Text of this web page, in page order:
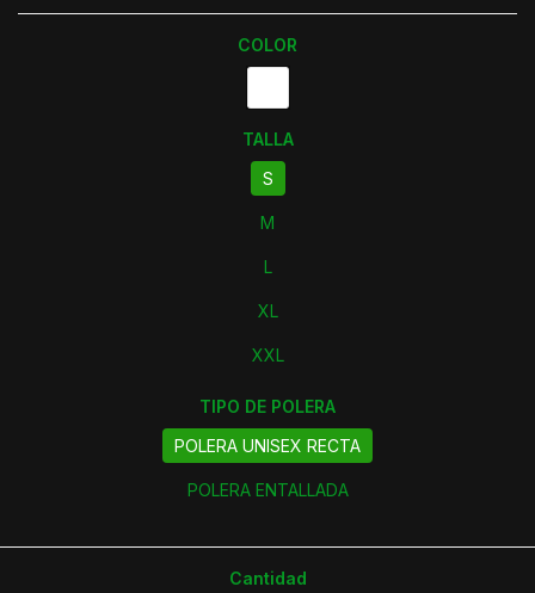
COLOR
TALLA
S
M
L
XL
XXL
TIPO DE POLERA
POLERA UNISEX RECTA
POLERA ENTALLADA
Cantidad